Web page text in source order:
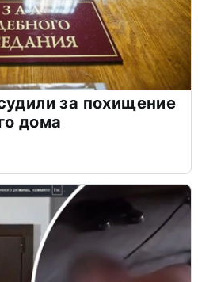
за похищение
дома